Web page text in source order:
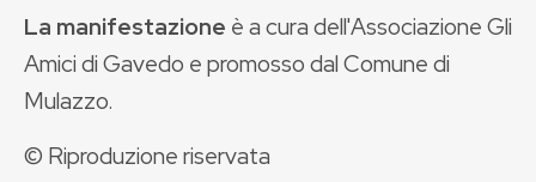
La manifestazione è a cura dell'Associazione Gli
Amici di Gavedo e promosso dal Comune di
Mulazzo.
© Riproduzione riservata